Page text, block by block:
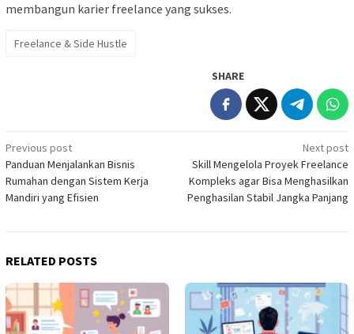
membangun karier freelance yang sukses.
Freelance & Side Hustle
SHARE
Post
navigation
Previous post
Panduan Menjalankan Bisnis
Rumahan dengan Sistem Kerja
Mandiri yang Efisien
Next post
Skill Mengelola Proyek Freelance
Kompleks agar Bisa Menghasilkan
Penghasilan Stabil Jangka Panjang
RELATED POSTS